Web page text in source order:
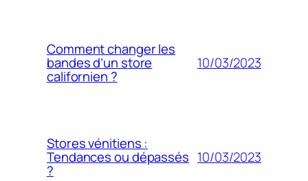
Comment changer les
bandes d’un store
californien ?
10/03/2023
Stores vénitiens :
Tendances ou dépassés
?
10/03/2023